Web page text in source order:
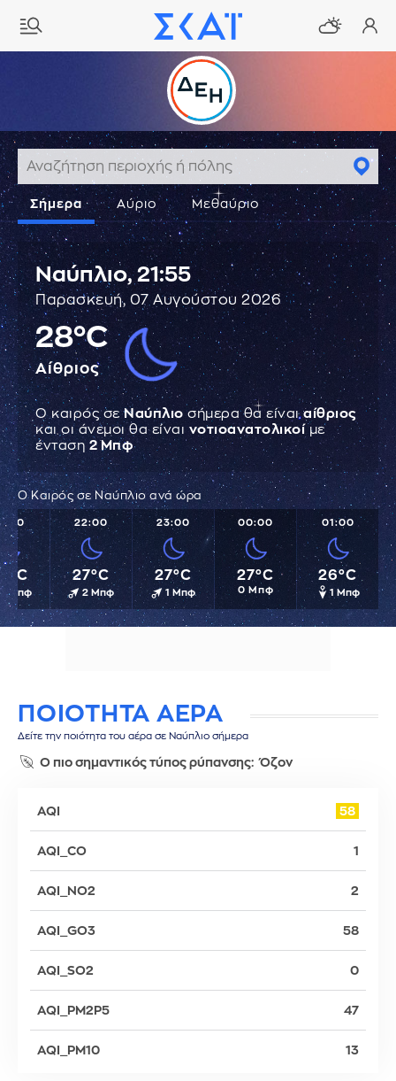
Σήμερα Αύριο Μεθαύριο
Ναύπλιο,21:55
Παρασκευή, 07 Αυγούστου 2026
28°C
Αίθριος
Ο καιρός σεΝαύπλιο σήμερα θα είναιαίθριος
και οι άνεμοι θα είναι νοτιοανατολικοί με
ένταση 2 Μπφ
Ο Καιρός σε Ναύπλιο ανά ώρα
2 Μπφ
22:00
27°C
2 Μπφ
23:00
27°C
1 Μπφ
00:00
27°C
0 Μπφ
01:00
26°C
1 Μπφ
ΠΟΙΟΤΗΤΑ ΑΕΡΑ
Δείτε την ποιότητα του αέρα σε Ναύπλιο σήμερα
Ο πιο σημαντικός τύπος ρύπανσης: Όζον
AQI 58
AQI_CO 1
AQI_NO2 2
AQI_GO3 58
AQI_SO2 0
AQI_PM2P5 47
AQI_PM10 13